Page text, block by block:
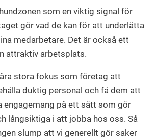
som en viktig signal för
gör vad de kan för att underlätta
medarbetare. Det är också ett
attraktiv arbetsplats.
stora fokus som företag att
duktig personal och få dem att
engagemang på ett sätt som gör
långsiktiga i att jobba hos oss. Så
slump att vi generellt gör saker